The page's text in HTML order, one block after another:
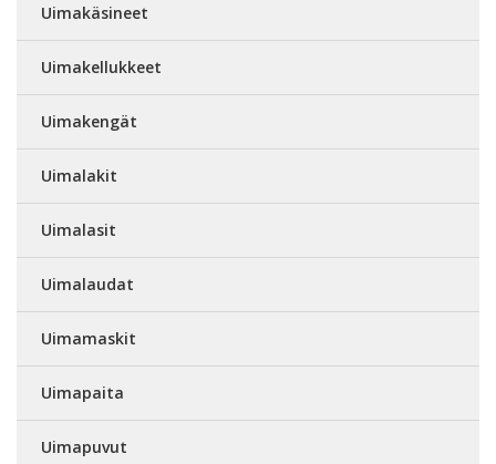
Uimakäsineet
Uimakellukkeet
Uimakengät
Uimalakit
Uimalasit
Uimalaudat
Uimamaskit
Uimapaita
Uimapuvut